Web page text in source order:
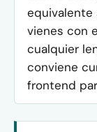
equivalente
vienes con
cualquier
conviene
frontend